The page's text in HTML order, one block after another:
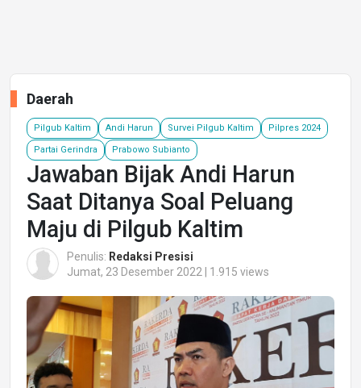
Daerah
Pilgub Kaltim Andi Harun Survei Pilgub Kaltim Pilpres 2024
Partai Gerindra Prabowo Subianto
Jawaban Bijak Andi Harun
Saat Ditanya Soal Peluang
Maju di Pilgub Kaltim
Penulis: Redaksi Presisi
Jumat, 23 Desember 2022 | 1.915 views